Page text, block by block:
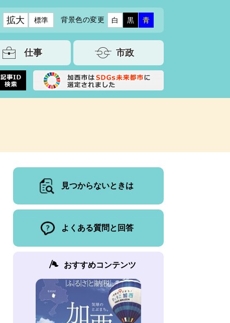
拡大 標準 背景色の変更 白 黒 青
仕事 市政
見つからないときは
よくある質問と回答
おすすめコンテンツ